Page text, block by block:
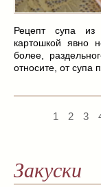
Рецепт супа из
картошкой явно
более,
относите, от супа
1 2 3
Закуски